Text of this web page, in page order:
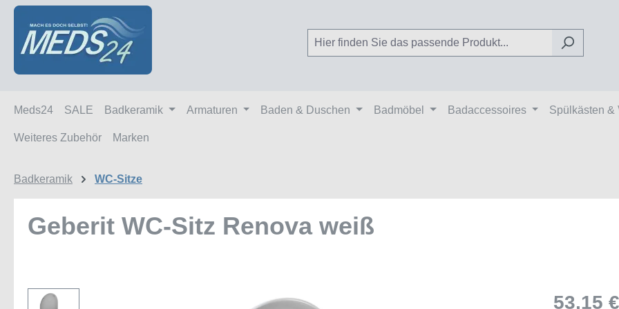
Hauptinhalt springen
Zur Suche springen
Zur Hauptnavigation springen
Meds24 SALE Badkeramik Armaturen Baden & Duschen Badmöbel Badaccessoires Spülkästen &
Weiteres Zubehör Marken
Badkeramik WC-Sitze
Geberit WC-Sitz Renova weiß
Bildergalerie überspringen 53,15 €